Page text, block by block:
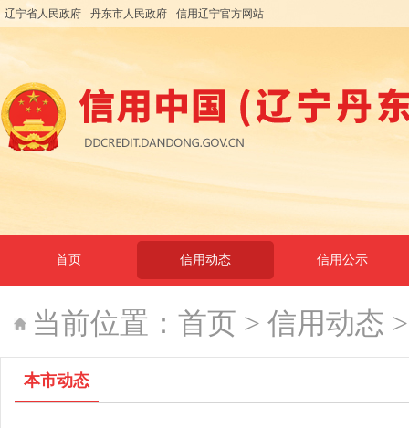
辽宁省人民政府 丹东市人民政府 信用辽宁官方网站
首页 信用动态 信用公示
当前位置： 首页 > 信用动态
本市动态